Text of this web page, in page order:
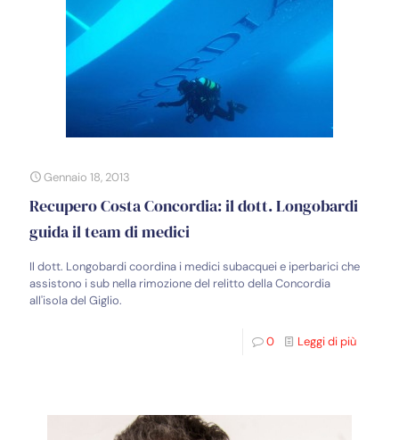
Gennaio 18, 2013
Recupero Costa Concordia: il dott. Longobardi
guida il team di medici
Il dott. Longobardi coordina i medici subacquei e iperbarici che
assistono i sub nella rimozione del relitto della Concordia
all'isola del Giglio.
0 Leggi di più